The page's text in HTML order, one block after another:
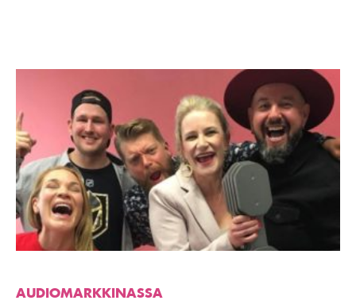
Medialle
jättipotti
RadioGaalassa
AUDIOMARKKINASSA